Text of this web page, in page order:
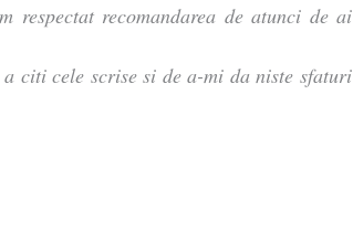
respectat recomandarea de atunci de ai
citi cele scrise si de a-mi da niste sfaturi